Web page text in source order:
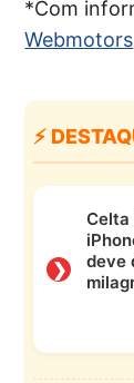
*Com
Webmotors
⚡
❯
Celta
deve